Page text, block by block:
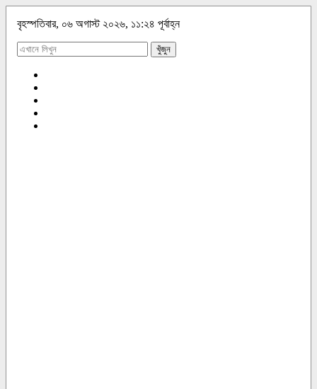
বৃহস্পতিবার, ০৬ অগাস্ট ২০২৬, ১১:২৪ পূর্বাহ্ন
খুঁজুন